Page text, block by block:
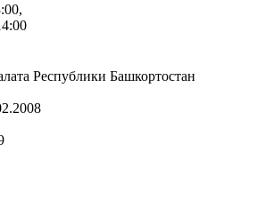
Республики Башкортостан